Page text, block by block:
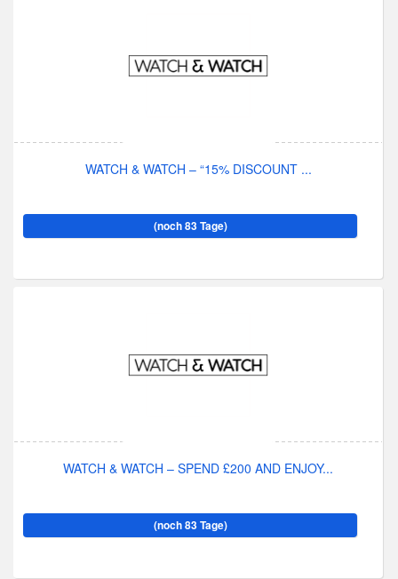
WATCH & WATCH – “15% DISCOUNT ...
(noch 83 Tage)
WATCH & WATCH – SPEND £200 AND ENJOY...
(noch 83 Tage)